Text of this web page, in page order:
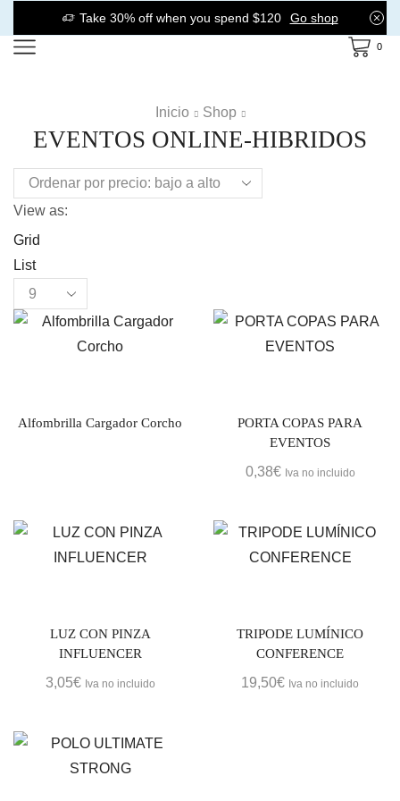
Take 30% off when you spend $120 Go shop
0
Inicio Shop
EVENTOS ONLINE-HIBRIDOS
View as:
Grid
List
Products
per
Alfombrilla Cargador Corcho
PORTA COPAS PARA
EVENTOS
0,38€ Iva no incluido
LUZ CON PINZA
INFLUENCER
3,05€ Iva no incluido
TRIPODE LUMÍNICO
CONFERENCE
19,50€ Iva no incluido